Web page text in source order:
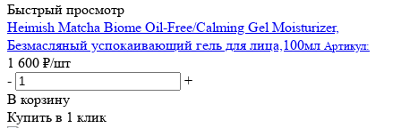
Быстрый просмотр
Heimish Matcha Biome Oil-Free/Calming Gel Moisturizer,
Безмасляный успокаивающий гель для лица,100мл Артикул:
1 600 ₽/шт
-
+
В корзину
Купить в 1 клик